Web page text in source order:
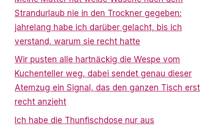
Strandurlaub nie in den Trockner gegeben:
jahrelang habe ich darüber gelacht, bis ich
verstand, warum sie recht hatte
Wir pusten alle hartnäckig die Wespe vom
Kuchenteller weg, dabei sendet genau dieser
Atemzug ein Signal, das den ganzen Tisch erst
recht anzieht
Ich habe die Thunfischdose nur aus